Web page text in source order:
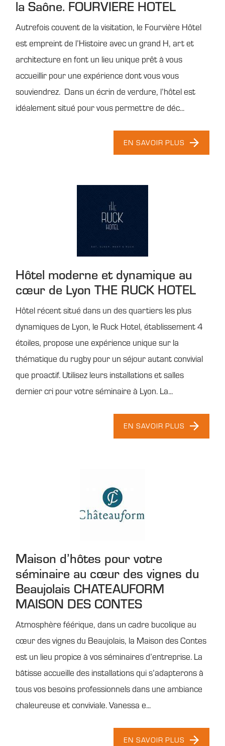
la Saône. FOURVIERE HOTEL
Autrefois couvent de la visitation, le Fourvière Hôtel
est empreint de l’Histoire avec un grand H, art et
architecture en font un lieu unique prêt à vous
accueillir pour une expérience dont vous vous
souviendrez. Dans un écrin de verdure, l’hôtel est
idéalement situé pour vous permettre de déc...
EN SAVOIR PLUS
Hôtel moderne et dynamique au
cœur de Lyon THE RUCK HOTEL
Hôtel récent situé dans un des quartiers les plus
dynamiques de Lyon, le Ruck Hotel, établissement 4
étoiles, propose une expérience unique sur la
thématique du rugby pour un séjour autant convivial
que proactif. Utilisez leurs installations et salles
dernier cri pour votre séminaire à Lyon. La...
EN SAVOIR PLUS
Maison d’hôtes pour votre
séminaire au cœur des vignes du
Beaujolais CHATEAUFORM
MAISON DES CONTES
Atmosphère féérique, dans un cadre bucolique au
cœur des vignes du Beaujolais, la Maison des Contes
est un lieu propice à vos séminaires d’entreprise. La
bâtisse accueille des installations qui s’adapterons à
tous vos besoins professionnels dans une ambiance
chaleureuse et conviviale. Vanessa e...
EN SAVOIR PLUS